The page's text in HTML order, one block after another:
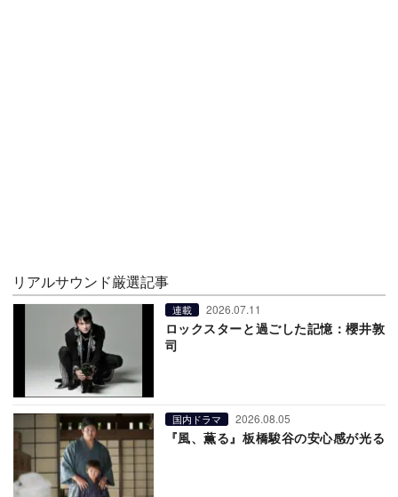
リアルサウンド厳選記事
連載 2026.07.11
ロックスターと過ごした記憶：櫻井敦
司
国内ドラマ 2026.08.05
『風、薫る』板橋駿谷の安心感が光る